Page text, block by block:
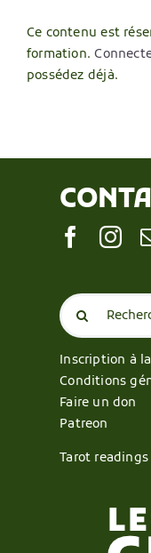
Ce contenu est
formation.
possédez déjà.
Search
for:
Inscription à
Conditions
Faire un don
Patreon
Tarot